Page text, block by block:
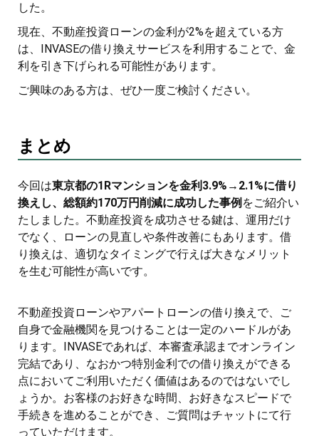
した。
現在、不動産投資ローンの金利が2%を超えている方
は、INVASEの借り換えサービスを利用することで、金
利を引き下げられる可能性があります。
ご興味のある方は、ぜひ一度ご検討ください。
まとめ
今回は東京都の1Rマンションを金利3.9%→2.1%に借り
換えし、総額約170万円削減に成功した事例 をご紹介い
たしました。不動産投資を成功させる鍵は、運用だけ
でなく、ローンの見直しや条件改善にもあります。借
り換えは、適切なタイミングで行えば大きなメリット
を生む可能性が高いです。
不動産投資ローンやアパートローンの借り換えで、ご
自身で金融機関を見つけることは一定のハードルがあ
ります。INVASEであれば、本審査承認までオンライン
完結であり、なおかつ特別金利での借り換えができる
点においてご利用いただく価値はあるのではないでし
ょうか。お客様のお好きな時間、お好きなスピードで
手続きを進めることができ、ご質問はチャットにて行
っていただけます。